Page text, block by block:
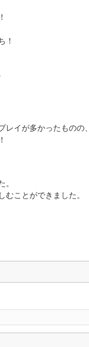
！
レイが多かったものの、
。
むことができました。